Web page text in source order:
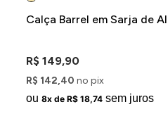
Calça Barrel em Sarja de
R$ 149,90
R$ 142,40 no pix
ou8x de R$ 18,74 sem juros